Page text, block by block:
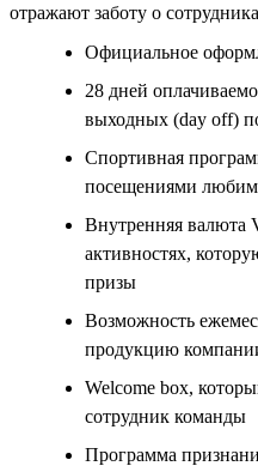
отражают заботу о
Официальное
28 дней
выходных (day off)
Спортивная
посещениями
Внутренняя валюта
активностях,
призы
Возможность
продукцию
Welcome box,
сотрудник команды
Программа